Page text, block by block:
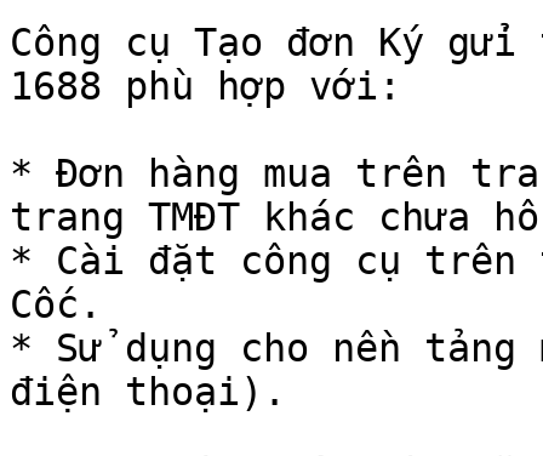
Công cụ Tạo đơn Ký
1688 phù hợp với:
* Đơn hàng mua trên
trang TMĐT khác chưa
* Cài đặt công cụ trên
Cốc.
* Sử dụng cho nền
điện thoại).